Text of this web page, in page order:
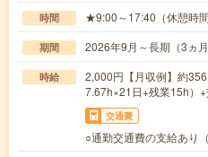
時間 ★9:00～17:40（休憩時
期間 2026年9月～長期（3ヵ月
時給
2,000円【月収例】約
7.67h×21日+残業15h）
交通費
○通勤交通費の支給あり